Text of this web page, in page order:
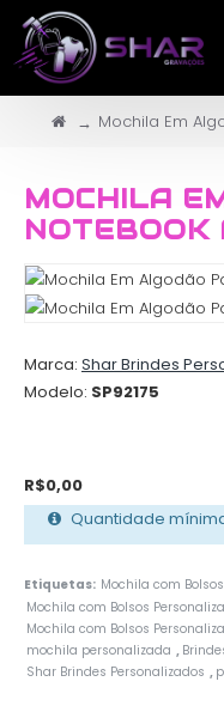
Mochila Em
MOCHILA
NOTEBOOK
Marca: Shar Brindes
Modelo: SP92175
R$0,00
Quantidade
Etiquetas: Mochila com
Mochila com Bolsos
Mochila com Bolsos
mochila personalizada ,
Shar Brindes Personalizados ,